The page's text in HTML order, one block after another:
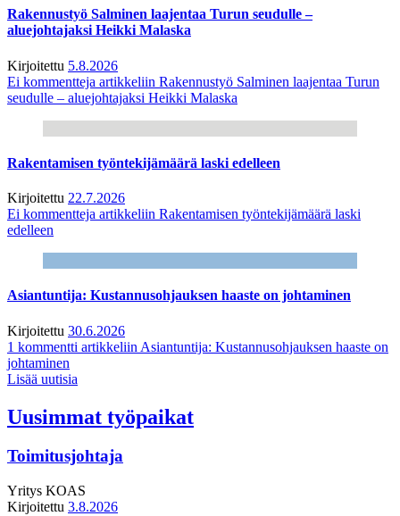
Rakennustyö Salminen laajentaa Turun seudulle –
aluejohtajaksi Heikki Malaska
Kirjoitettu 5.8.2026
Ei kommentteja artikkeliin Rakennustyö Salminen laajentaa Turun
seudulle – aluejohtajaksi Heikki Malaska
Rakentamisen työntekijämäärä laski edelleen
Kirjoitettu 22.7.2026
Ei kommentteja artikkeliin Rakentamisen työntekijämäärä laski
edelleen
Asiantuntija: Kustannusohjauksen haaste on johtaminen
Kirjoitettu 30.6.2026
1 kommentti artikkeliin Asiantuntija: Kustannusohjauksen haaste on
johtaminen
Lisää uutisia
Uusimmat työpaikat
Toimitusjohtaja
Yritys KOAS
Kirjoitettu 3.8.2026